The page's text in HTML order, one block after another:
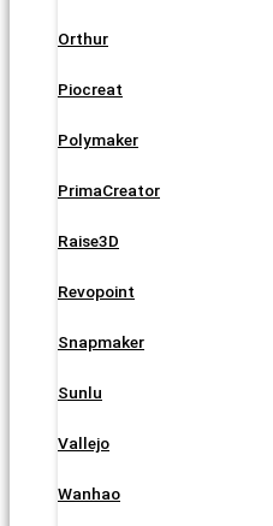
Orthur
Piocreat
Polymaker
PrimaCreator
Raise3D
Revopoint
Snapmaker
Sunlu
Vallejo
Wanhao